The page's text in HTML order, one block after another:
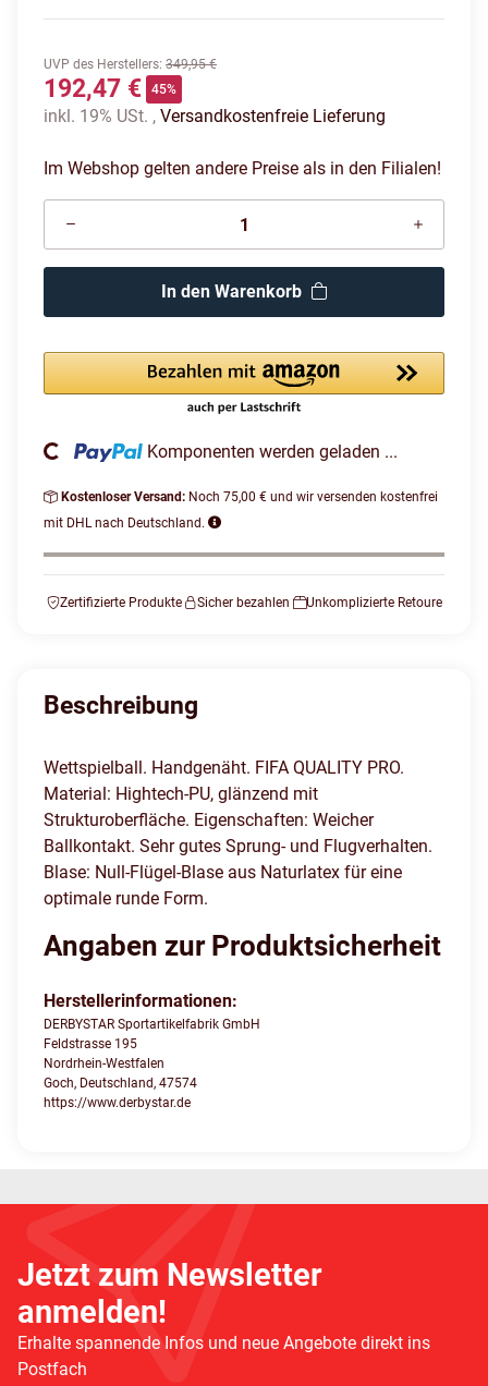
UVP des Herstellers: 349,95 €
192,47 € 45%
inkl. 19% USt. , Versandkostenfreie Lieferung
Im Webshop gelten andere Preise als in den Filialen!
In den Warenkorb
Loading... Komponenten werden geladen ...
Kostenloser Versand: Noch 75,00 € und wir versenden kostenfrei
mit DHL nach Deutschland.
Zertifizierte Produkte Sicher bezahlen Unkomplizierte Retoure
Beschreibung
Wettspielball. Handgenäht. FIFA QUALITY PRO.
Material: Hightech-PU, glänzend mit
Strukturoberfläche. Eigenschaften: Weicher
Ballkontakt. Sehr gutes Sprung- und Flugverhalten.
Blase: Null-Flügel-Blase aus Naturlatex für eine
optimale runde Form.
Angaben zur Produktsicherheit
Herstellerinformationen:
DERBYSTAR Sportartikelfabrik GmbH
Feldstrasse 195
Nordrhein-Westfalen
Goch, Deutschland, 47574
https://www.derbystar.de
Jetzt zum Newsletter
anmelden!
Erhalte spannende Infos und neue Angebote direkt ins
Postfach